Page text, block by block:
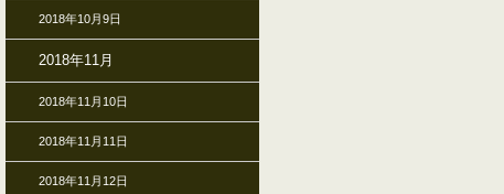
2018年10月9日
2018年11月
2018年11月10日
2018年11月11日
2018年11月12日